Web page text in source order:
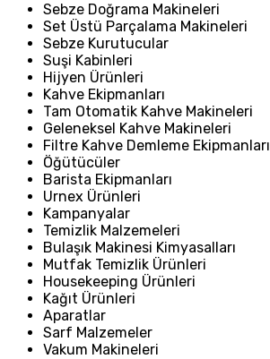
Sebze Doğrama Makineleri
Set Üstü Parçalama Makineleri
Sebze Kurutucular
Suşi Kabinleri
Hijyen Ürünleri
Kahve Ekipmanları
Tam Otomatik Kahve Makineleri
Geleneksel Kahve Makineleri
Filtre Kahve Demleme Ekipmanları
Öğütücüler
Barista Ekipmanları
Urnex Ürünleri
Kampanyalar
Temizlik Malzemeleri
Bulaşık Makinesi Kimyasalları
Mutfak Temizlik Ürünleri
Housekeeping Ürünleri
Kağıt Ürünleri
Aparatlar
Sarf Malzemeler
Vakum Makineleri